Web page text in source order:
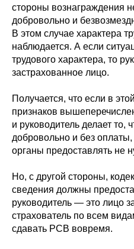
стороны вознаграждения
добровольно и
В этом случае характера
наблюдается. А если
трудового характера, то
застрахованное лицо.
Получается, что если в
признаков
и руководитель делает то,
добровольно и без
органы предоставлять не
Но, с другой стороны,
сведения должны
руководитель — это лицо
страхователь по всем
сдавать РСВ вовремя.